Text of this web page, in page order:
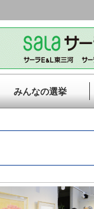
みんなの選挙